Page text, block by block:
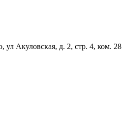
Акуловская, д. 2, стр. 4, ком. 28